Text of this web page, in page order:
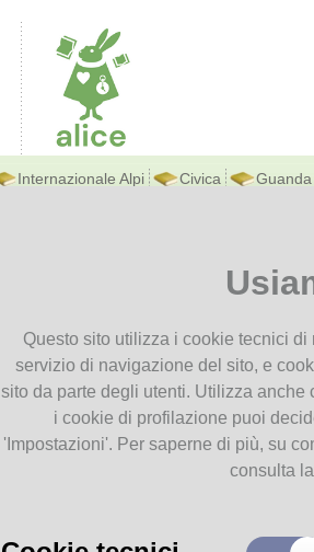
Internazionale Alpi Civica Guanda
22
Set
Questo sito utilizza i cookie tecnici
servizio di navigazione del sito, e
sito da parte degli utenti. Utilizza
i cookie di profilazione puoi
'Impostazioni'. Per saperne di più, su
consulta